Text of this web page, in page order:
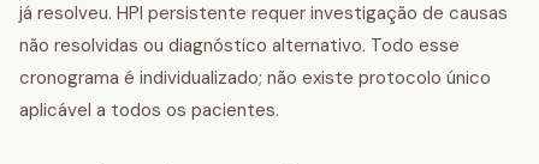
já resolveu. HPI persistente requer investigação de causas
não resolvidas ou diagnóstico alternativo. Todo esse
cronograma é individualizado; não existe protocolo único
aplicável a todos os pacientes.